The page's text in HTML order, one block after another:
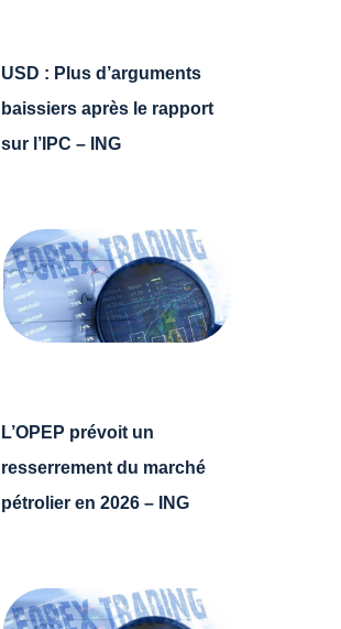
USD : Plus d’arguments
baissiers après le rapport
sur l’IPC – ING
L’OPEP prévoit un
resserrement du marché
pétrolier en 2026 – ING